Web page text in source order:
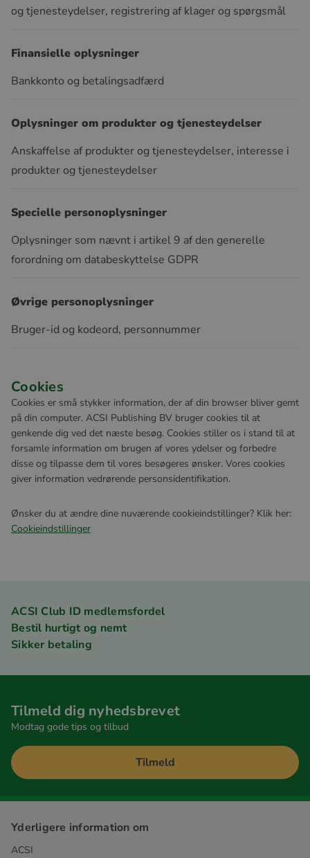
og tjenesteydelser, registrering af klager og spørgsmål
Finansielle oplysninger
Bankkonto og betalingsadfærd
Oplysninger om produkter og tjenesteydelser
Anskaffelse af produkter og tjenesteydelser, interesse i
produkter og tjenesteydelser
Specielle personoplysninger
Oplysninger som nævnt i artikel 9 af den generelle
forordning om databeskyttelse GDPR
Øvrige personoplysninger
Bruger-id og kodeord, personnummer
Cookies
Cookies er små stykker information, der af din browser bliver gemt
på din computer. ACSI Publishing BV bruger cookies til at
genkende dig ved det næste besøg. Cookies stiller os i stand til at
forsamle information om brugen af vores ydelser og forbedre
disse og tilpasse dem til vores besøgeres ønsker. Vores cookies
giver information vedrørende personsidentifikation.
Ønsker du at ændre dine nuværende cookieindstillinger? Klik her:
Cookieindstillinger
ACSI Club ID medlemsfordel
Bestil hurtigt og nemt
Sikker betaling
Tilmeld dig nyhedsbrevet
Modtag gode tips og tilbud
Tilmeld
Yderligere information om
ACSI